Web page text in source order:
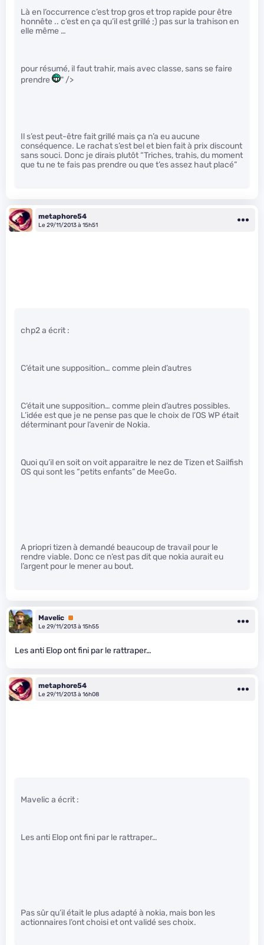
Là en l’occurrence c’est trop gros et trop rapide pour être
honnête .. c’est en ça qu’il est grillé ;) pas sur la trahison en
elle même …
pour résumé, il faut trahir, mais avec classe, sans se faire
prendre
" />
Il s’est peut-être fait grillé mais ça n’a eu aucune
conséquence. Le rachat s’est bel et bien fait à prix discount
sans souci. Donc je dirais plutôt “Triches, trahis, du moment
que tu ne te fais pas prendre ou que t’es assez haut placé”
metaphore54
Le 29/11/2013 à 15h51
chp2 a écrit :
C’était une supposition… comme plein d’autres
C’était une supposition… comme plein d’autres possibles.
L’idée est que je ne pense pas que le choix de l’OS WP était
déterminant pour l’avenir de Nokia.
Quoi qu’il en soit on voit apparaitre le nez de Tizen et Sailfish
OS qui sont les “petits enfants” de MeeGo.
A priopri tizen à demandé beaucoup de travail pour le
rendre viable. Donc ce n’est pas dit que nokia aurait eu
l’argent pour le mener au bout.
Mavelic Premium
Le 29/11/2013 à 15h55
Les anti Elop ont fini par le rattraper…
metaphore54
Le 29/11/2013 à 16h08
Mavelic a écrit :
Les anti Elop ont fini par le rattraper…
Pas sûr qu’il était le plus adapté à nokia, mais bon les
actionnaires l’ont choisi et ont validé ses choix.